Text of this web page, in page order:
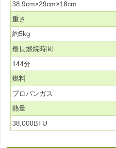
38.9cm×29cm×18cm
重さ
約5kg
最長燃焼時間
144分
燃料
プロパンガス
熱量
38,000BTU